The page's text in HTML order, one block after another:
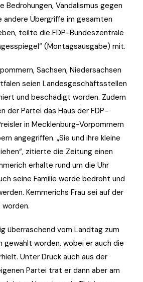
Bedrohungen, Vandalismus gegen
andere Übergriffe im gesamten
teilte die FDP-Bundeszentrale
(Montagsausgabe) mit.
Sachsen, Niedersachsen
seien Landesgeschäftsstellen
und beschädigt worden. Zudem
der Partei das Haus der FDP-
in Mecklenburg-Vorpommern
angegriffen. „Sie und ihre kleine
zitierte die Zeitung einen
erhalte rund um die Uhr
seine Familie werde bedroht und
Kemmerichs Frau sei auf der
überraschend vom Landtag zum
gewählt worden, wobei er auch die
Unter Druck auch aus der
Partei trat er dann aber am